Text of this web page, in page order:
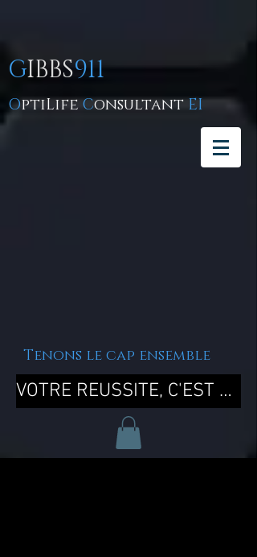
GIBBS911
OptiLifeConsultant EI
Tenons le cap ensemble
VOTRE REUSSITE, C'EST MA REUSSITE !